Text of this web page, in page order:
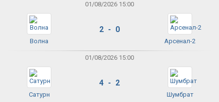
01/08/2026 15:00
Волна
2 - 0
Арсенал-2
01/08/2026 15:00
Сатурн
4 - 2
Шумбрат